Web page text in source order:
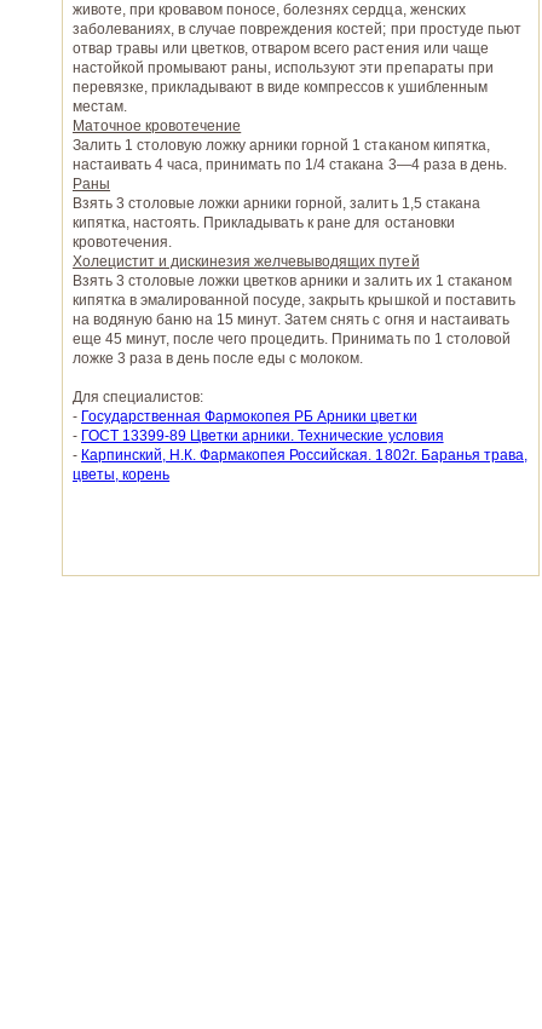
животе, при кровавом поносе, болезнях сердца, женских
заболеваниях, в случае повреждения костей; при простуде пьют
отвар травы или цветков, отваром всего растения или чаще
настойкой промывают раны, используют эти препараты при
перевязке, прикладывают в виде компрессов к ушибленным
местам.
Маточное кровотечение
Залить 1 столовую ложку арники горной 1 стаканом кипятка,
настаивать 4 часа, принимать по 1/4 стакана 3—4 раза в день.
Раны
Взять 3 столовые ложки арники горной, залить 1,5 стакана
кипятка, настоять. Прикладывать к ране для остановки
кровотечения.
Холецистит и дискинезия желчевыводящих путей
Взять 3 столовые ложки цветков арники и залить их 1 стаканом
кипятка в эмалированной посуде, закрыть крышкой и поставить
на водяную баню на 15 минут. Затем снять с огня и настаивать
еще 45 минут, после чего процедить. Принимать по 1 столовой
ложке 3 раза в день после еды с молоком.
Для специалистов:
- Государственная Фармокопея РБ Арники цветки
- ГОСТ 13399-89 Цветки арники. Технические условия
- Карпинский, Н.К. Фармакопея Российская. 1802г. Баранья трава,
цветы, корень